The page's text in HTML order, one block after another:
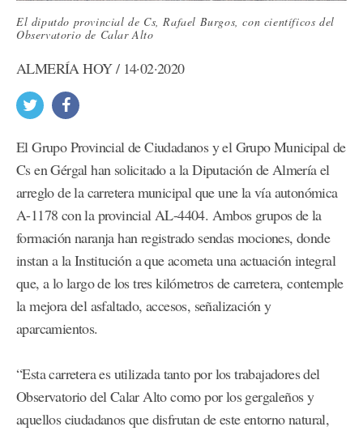
El diputdo provincial de Cs, Rafael Burgos, con científicos del
Observatorio de Calar Alto
ALMERÍA HOY / 14·02·2020
El Grupo Provincial de Ciudadanos y el Grupo Municipal de
Cs en Gérgal han solicitado a la Diputación de Almería el
arreglo de la carretera municipal que une la vía autonómica
A-1178 con la provincial AL-4404. Ambos grupos de la
formación naranja han registrado sendas mociones, donde
instan a la Institución a que acometa una actuación integral
que, a lo largo de los tres kilómetros de carretera, contemple
la mejora del asfaltado, accesos, señalización y
aparcamientos.
“Esta carretera es utilizada tanto por los trabajadores del
Observatorio del Calar Alto como por los gergaleños y
aquellos ciudadanos que disfrutan de este entorno natural,